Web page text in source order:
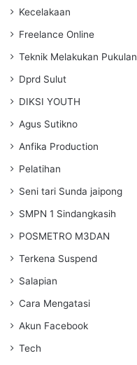
Kecelakaan
Freelance Online
Teknik Melakukan Pukulan
Dprd Sulut
DIKSI YOUTH
Agus Sutikno
Anfika Production
Pelatihan
Seni tari Sunda jaipong
SMPN 1 Sindangkasih
POSMETRO M3DAN
Terkena Suspend
Salapian
Cara Mengatasi
Akun Facebook
Tech